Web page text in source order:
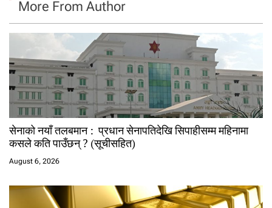
More From Author
सेनाको नयाँ तलबमान : प्रधान सेनापतिदेखि सिपाहीसम्म महिनामा
कसले कति पाउँछन् ? (सूचीसहित)
August 6, 2026